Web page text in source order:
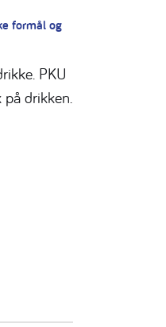
formål og
PKU
drikken.